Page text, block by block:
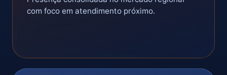
com foco em atendimento próximo.